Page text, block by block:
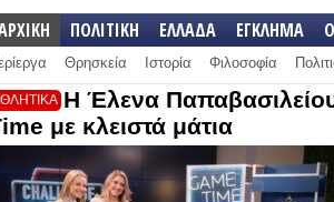
ΠΟΛΙΤΙΚΗ ΕΛΛΑΔΑ ΕΓΚΛΗΜΑ
Θρησκεία Ιστορία Φιλοσοφία
Η Έλενα
με κλειστά μάτια